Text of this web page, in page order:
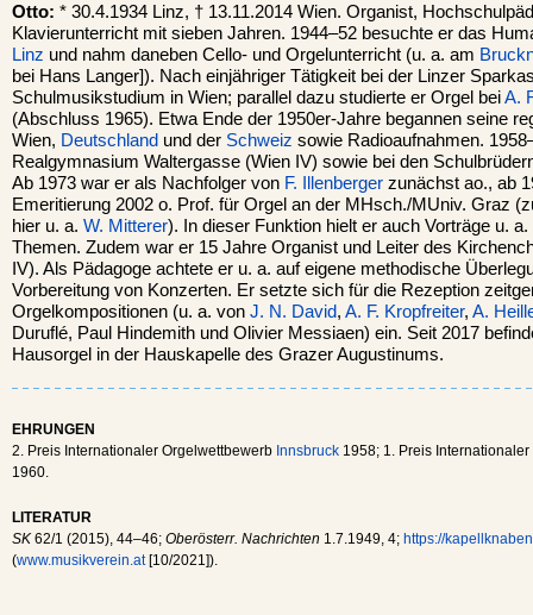
Otto: * 30.4.1934 Linz, † 13.11.2014 Wien. Organist,
Klavierunterricht mit sieben Jahren. 1944–52 besuchte er das
Linz und nahm daneben Cello- und Orgelunterricht (u. a. am
bei Hans Langer]). Nach einjähriger Tätigkeit bei der Linzer
Schulmusikstudium in Wien; parallel dazu studierte er Orgel beiA.
(Abschluss 1965). Etwa Ende der 1950er-Jahre begannen seine
Wien, Deutschland und der Schweiz sowie Radioaufnahmen.
Realgymnasium Waltergasse (Wien IV) sowie bei den
Ab 1973 war er als Nachfolger von F. Illenberger zunächst ao., ab
Emeritierung 2002 o. Prof. für Orgel an der MHsch./MUniv. Graz
hier u. a. W. Mitterer). In dieser Funktion hielt er auch Vorträge u.
Themen. Zudem war er 15 Jahre Organist und Leiter des
IV). Als Pädagoge achtete er u. a. auf eigene methodische
Vorbereitung von Konzerten. Er setzte sich für die Rezeption
Orgelkompositionen (u. a. von J. N. David, A. F. Kropfreiter, A.
Duruflé, Paul Hindemith und Olivier Messiaen) ein. Seit 2017
Hausorgel in der Hauskapelle des Grazer Augustinums.
EHRUNGEN
2. Preis Internationaler Orgelwettbewerb Innsbruck 1958; 1. Preis
1960.
LITERATUR
SK 62/1 (2015), 44–46; Oberösterr. Nachrichten 1.7.1949, 4; https://
(www.musikverein.at[10/2021]).